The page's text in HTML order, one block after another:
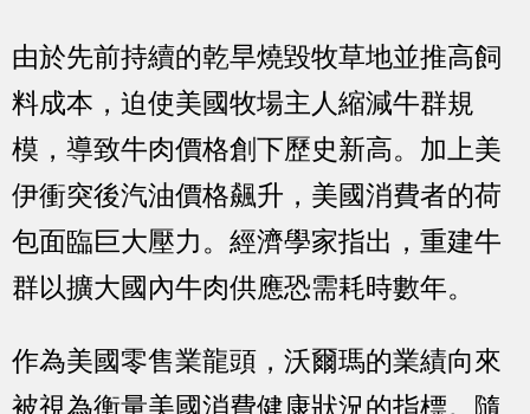
由於先前持續的乾旱燒毀牧草地並推高飼
料成本，迫使美國牧場主人縮減牛群規
模，導致牛肉價格創下歷史新高。加上美
伊衝突後汽油價格飆升，美國消費者的荷
包面臨巨大壓力。經濟學家指出，重建牛
群以擴大國內牛肉供應恐需耗時數年。
作為美國零售業龍頭，沃爾瑪的業績向來
被視為衡量美國消費健康狀況的指標。隨